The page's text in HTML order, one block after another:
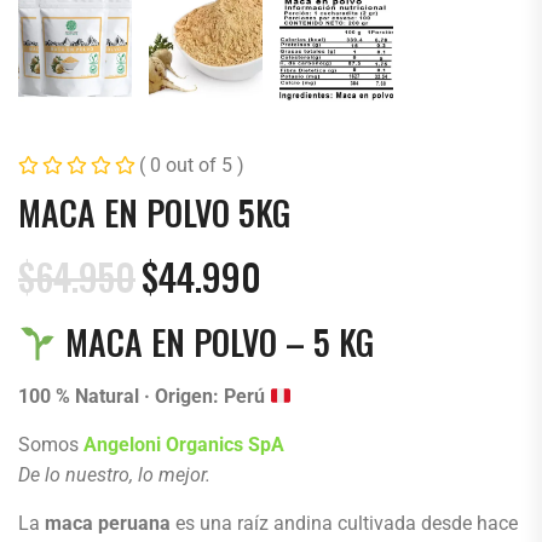
( 0 out of 5 )
MACA EN POLVO 5KG
$64.950$44.990
MACA EN POLVO – 5 KG
100 % Natural · Origen: Perú
Somos Angeloni Organics SpA
De lo nuestro, lo mejor.
La maca peruana es una raíz andina cultivada desde hace